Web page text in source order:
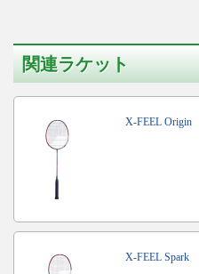
関連ラケット
X-FEEL Origin
X-FEEL Spark